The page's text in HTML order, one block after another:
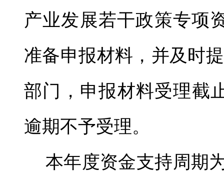
产业发展若干政策专项
准备申报材料，并及时
部门，申报材料受理截
逾期不予受理。
本年度资金支持周期